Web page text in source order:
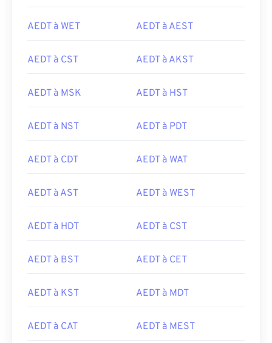
AEDT à WET AEDT à AEST
AEDT à CST AEDT à AKST
AEDT à MSK AEDT à HST
AEDT à NST AEDT à PDT
AEDT à CDT AEDT à WAT
AEDT à AST AEDT à WEST
AEDT à HDT AEDT à CST
AEDT à BST AEDT à CET
AEDT à KST AEDT à MDT
AEDT à CAT AEDT à MEST